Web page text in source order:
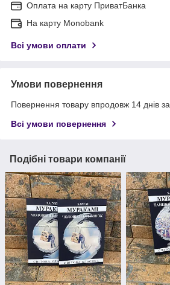
Оплата на карту ПриватБанка
На карту Monobank
Всі умови оплати
Умови повернення
Повернення товару впродовж 14 днів
Всі умови повернення
Подібні товари компанії